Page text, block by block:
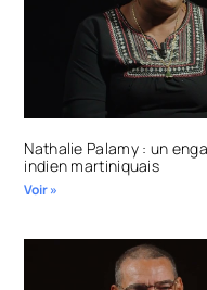
Nathalie Palamy : un
indien martiniquais
Voir »